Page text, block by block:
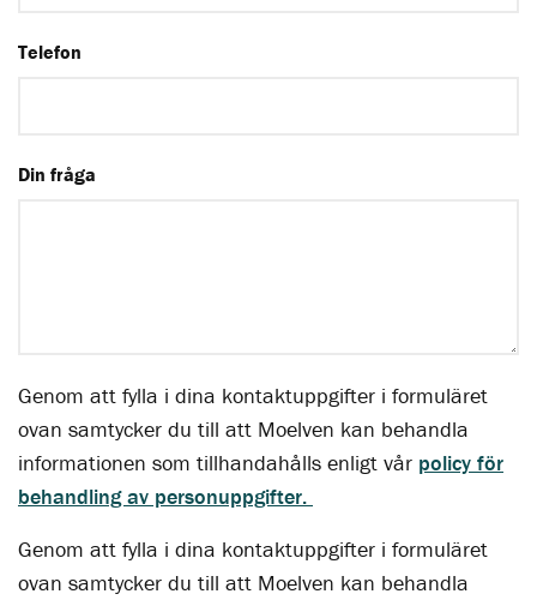
Telefon
Din fråga
Genom att fylla i dina kontaktuppgifter i formuläret
ovan samtycker du till att Moelven kan behandla
informationen som tillhandahålls enligt vår policy för
behandling av personuppgifter.
Genom att fylla i dina kontaktuppgifter i formuläret
ovan samtycker du till att Moelven kan behandla